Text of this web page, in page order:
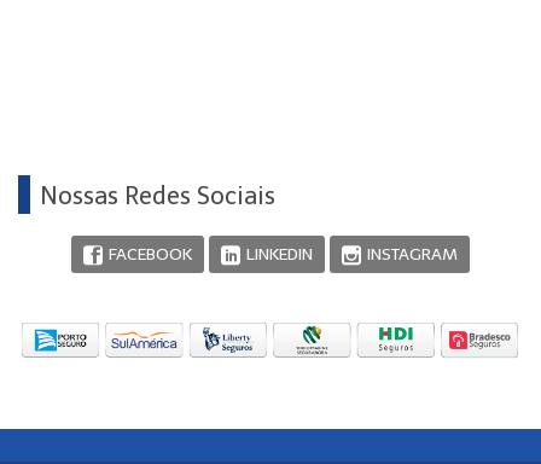
Nossas Redes Sociais
FACEBOOK LINKEDIN INSTAGRAM